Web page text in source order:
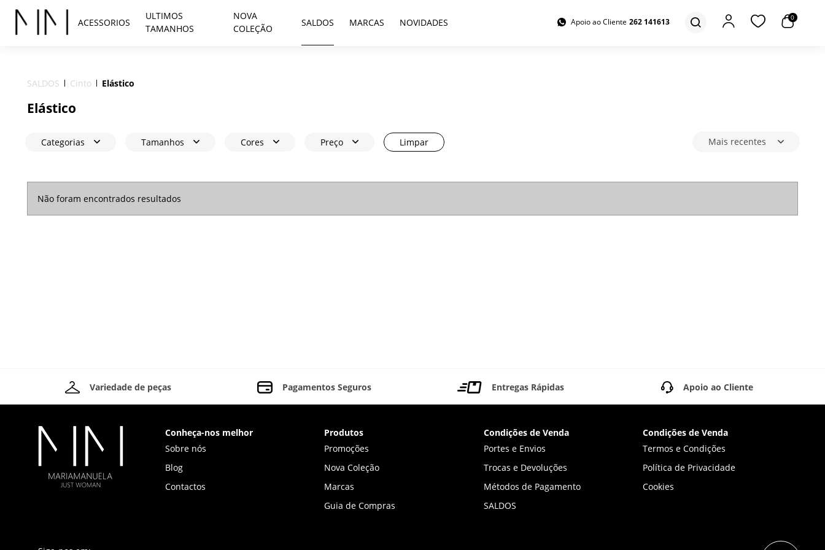
ACESSORIOS
ULTIMOS
TAMANHOS
NOVA
COLEÇÃO
SALDOS MARCAS NOVIDADES Apoio ao Cliente 262 141613 0
SALDOS Cinto Elástico
Elástico
Categorias Tamanhos Cores Preço Limpar Mais recentes
Não foram encontrados resultados
Variedade de peças Pagamentos Seguros Entregas Rápidas Apoio ao Cliente
Conheça-nos melhor
Sobre nós
Blog
Contactos
Produtos
Promoções
Nova Coleção
Marcas
Guia de Compras
Condições de Venda
Portes e Envios
Trocas e Devoluções
Métodos de Pagamento
SALDOS
Condições de Venda
Termos e Condições
Política de Privacidade
Cookies